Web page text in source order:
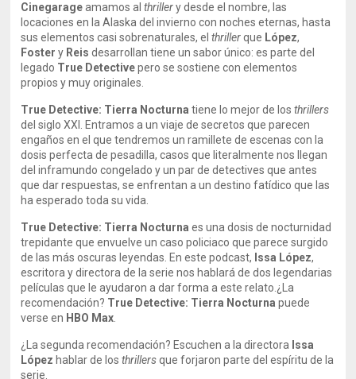
Cinegarageamamos althrillery desde el nombre, las
locaciones en la Alaska del invierno con noches eternas, hasta
sus elementos casi sobrenaturales, elthrillerque López,
Foster y Reis desarrollan tiene un sabor único: es parte del
legado True Detectivepero se sostiene con elementos
propios y muy originales.
True Detective: Tierra Nocturna tiene lo mejor de losthrillers
del siglo XXI. Entramos a un viaje de secretos que parecen
engaños en el que tendremos un ramillete de escenas con la
dosis perfecta de pesadilla, casos que literalmente nos llegan
del inframundo congelado y un par de detectives que antes
que dar respuestas, se enfrentan a un destino fatídico que las
ha esperado toda su vida.
True Detective: Tierra Nocturna es una dosis de nocturnidad
trepidante que envuelve un caso policiaco que parece surgido
de las más oscuras leyendas. En este podcast, Issa López,
escritora y directora de la serie nos hablará de dos legendarias
películas que le ayudaron a dar forma a este relato.¿La
recomendación? True Detective: Tierra Nocturna puede
verse en HBO Max
¿La segunda recomendación? Escuchen a la directora Issa
López hablar de losthrillersque forjaron parte del espíritu de la
serie.